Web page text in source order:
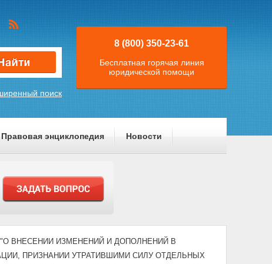
поиск
8 (800) 350-23-61
Бесплатная горячая линия
юридической помощи
Правовая энциклопедия Новости
"О ВНЕСЕНИИ ИЗМЕНЕНИЙ И ДОПОЛНЕНИЙ В
ПРИЗНАНИИ УТРАТИВШИМИ СИЛУ ОТДЕЛЬНЫХ